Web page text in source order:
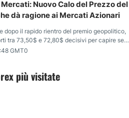
più visitate
Nuovo Calo del Prezzo del
dà ragione ai Mercati Azionari
dopo il rapido rientro del premio geopolitico,
tra 73,50$ e 72,80$ decisivi per capire se il
70$.
GMT0